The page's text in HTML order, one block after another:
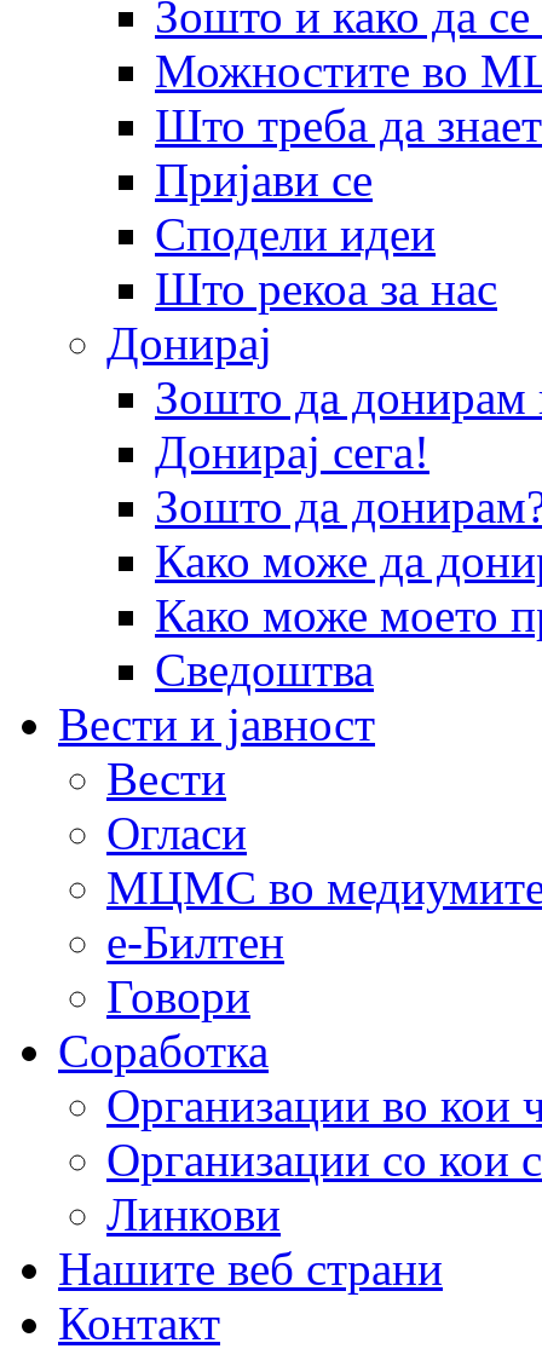
Зошто и како да
Можностите во
Што треба да
Пријави се
Сподели идеи
Што рекоа за нас
Донирај
Зошто да
Донирај сега!
Зошто да
Како може да
Како може моето
Сведоштва
Вести и јавност
Вести
Огласи
МЦМС во
е-Билтен
Говори
Соработка
Организации во кои
Организации со кои
Линкови
Нашите веб страни
Контакт